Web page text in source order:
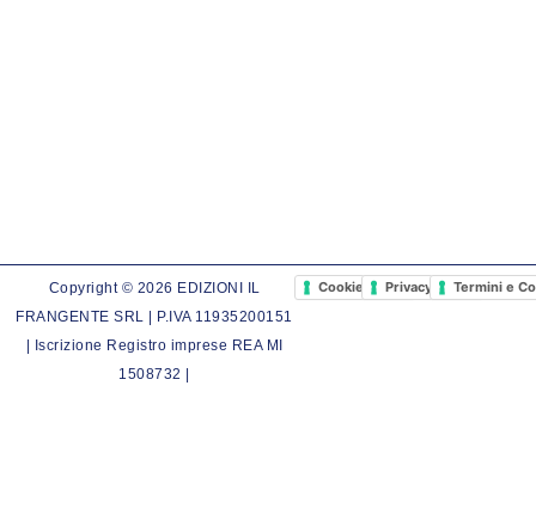
Copyright © 2026 EDIZIONI IL
FRANGENTE SRL | P.IVA 11935200151
| Iscrizione Registro imprese REA MI
1508732 |
Cookie PolicyPrivacy PolicyTermini e